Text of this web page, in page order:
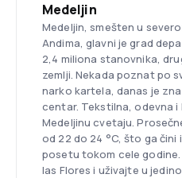
Medeljin
Medeljin, smešten u
Andima, glavni je grad
2,4 miliona stanovnika,
zemlji. Nekada poznat po
narko kartela, danas je
centar. Tekstilna, odevna i
Medeljinu cvetaju.
od 22 do 24 °C, što ga
posetu tokom cele
las Flores i uživajte u